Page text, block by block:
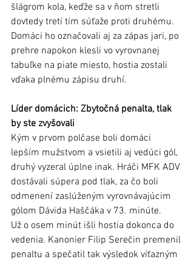
šlágrom kola, keďže sa v ňom stretli
dovtedy tretí tím súťaže proti druhému.
Domáci ho označovali aj za zápas jari, po
prehre napokon klesli vo vyrovnanej
tabuľke na piate miesto, hostia zostali
vďaka plnému zápisu druhí.
Líder domácich: Zbytočná penalta, tlak
by ste zvyšovali
Kým v prvom polčase boli domáci
lepším mužstvom a vsietili aj vedúci gól,
druhý vyzeral úplne inak. Hráči MFK ADV
dostávali súpera pod tlak, za čo boli
odmenení zaslúženým vyrovnávajúcim
gólom Dávida Haščáka v 73. minúte.
Už o osem minút išli hostia dokonca do
vedenia. Kanonier Filip Serečin premenil
penaltu a spečatil tak výsledok víťazným